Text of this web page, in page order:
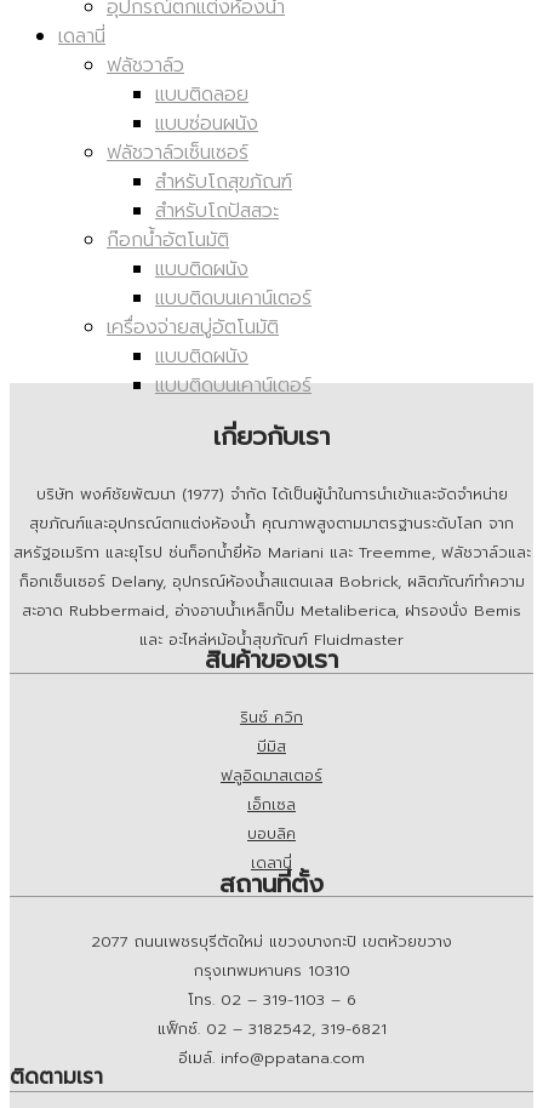
อุปกรณ์ตกแต่งห้องน้ำ
เดลานี่
ฟลัชวาล์ว
แบบติดลอย
แบบซ่อนผนัง
ฟลัชวาล์วเซ็นเซอร์
สำหรับโถสุขภัณฑ์
สำหรับโถปัสสวะ
ก๊อกน้ำอัตโนมัติ
แบบติดผนัง
แบบติดบนเคาน์เตอร์
เครื่องจ่ายสบู่อัตโนมัติ
แบบติดผนัง
แบบติดบนเคาน์เตอร์
เกี่ยวกับเรา
บริษัท พงศ์ชัยพัฒนา (1977) จำกัด ได้เป็นผู้นำในการนำเข้าและจัดจำหน่าย
สุขภัณฑ์และอุปกรณ์ตกแต่งห้องน้ำ คุณภาพสูงตามมาตรฐานระดับโลก จาก
สหรัฐอเมริกา และยุโรป ช่นก็อกน้ำยี่ห้อ Mariani และ Treemme, ฟลัชวาล์วและ
ก็อกเซ็นเซอร์ Delany, อุปกรณ์ห้องน้ำสแตนเลส Bobrick, ผลิตภัณฑ์ทำความ
สะอาด Rubbermaid, อ่างอาบน้ำเหล็กปั๊ม Metaliberica, ฝารองนั่ง Bemis
และ อะไหล่หม้อน้ำสุขภัณฑ์ Fluidmaster
สินค้าของเรา
รินซ์ ควิก
บีมิส
ฟลูอิดมาสเตอร์
เอ็กเซล
บอบลิค
เดลานี่
สถานที่ตั้ง
2077 ถนนเพชรบุรีตัดใหม่ แขวงบางกะปิ เขตห้วยขวาง
กรุงเทพมหานคร 10310
โทร. 02 – 319-1103 – 6
แฟ็กซ์. 02 – 3182542, 319-6821
อีเมล์. info@ppatana.com
ติดตามเรา